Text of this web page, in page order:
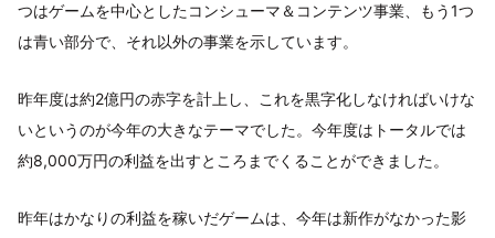
つはゲームを中心としたコンシューマ＆コンテンツ事業、もう1つ
は青い部分で、それ以外の事業を示しています。
昨年度は約2億円の赤字を計上し、これを黒字化しなければいけな
いというのが今年の大きなテーマでした。今年度はトータルでは
約8,000万円の利益を出すところまでくることができました。
昨年はかなりの利益を稼いだゲームは、今年は新作がなかった影